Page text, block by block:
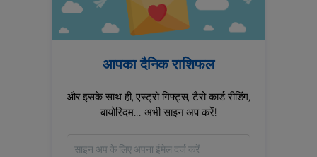
आपका दैनिक राशिफल
और इसके साथ ही, एस्ट्रो गिफ्ट्स, टैरो कार्ड रीडिंग,
बायोरिदम... अभी साइन अप करें!